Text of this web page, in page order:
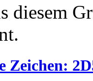
diesem
Zeichen: